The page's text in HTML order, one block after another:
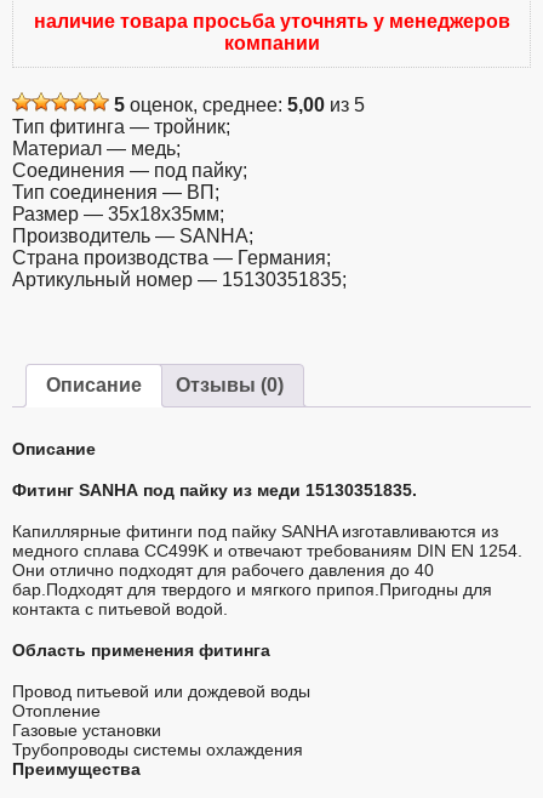
Фитинг
под
пайку
тройник,
медь
35х18х35,
ВП,
арт.
15130351835
наличие товара просьба уточнять у менеджеров
компании
5 оценок, среднее: 5,00 из 5
Тип фитинга — тройник;
Материал — медь;
Соединения — под пайку;
Тип соединения — ВП;
Размер — 35х18х35мм;
Производитель — SANHA;
Страна производства — Германия;
Артикульный номер — 15130351835;
Описание Отзывы (0)
Описание
Фитинг SANHA под пайку из меди 15130351835.
Капиллярные фитинги под пайку SANHA изготавливаются из
медного сплава CC499K и отвечают требованиям DIN EN 1254.
Они отлично подходят для рабочего давления до 40
бар.Подходят для твердого и мягкого припоя.Пригодны для
контакта с питьевой водой.
Область применения фитинга
Провод питьевой или дождевой воды
Отопление
Газовые установки
Трубопроводы системы охлаждения
Преимущества